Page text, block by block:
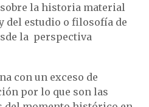
la historia material
del estudio o filosofía de
la perspectiva
con un exceso de
por lo que son las